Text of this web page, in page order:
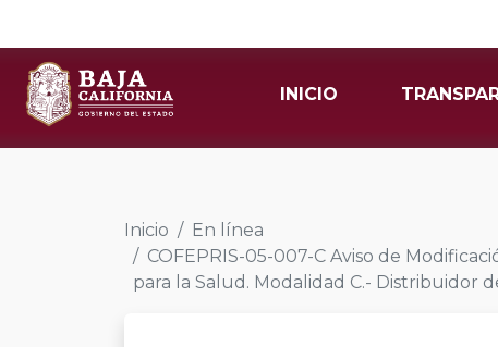
INICIO
Inicio
En línea
COFEPRIS-05-007-C Aviso de
para la Salud. Modalidad C.- Distribuidor